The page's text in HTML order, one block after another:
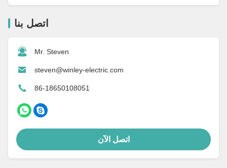
اتصل بنا
Mr. Steven
steven@winley-electric.com
86-18650108051
اتصل الآن